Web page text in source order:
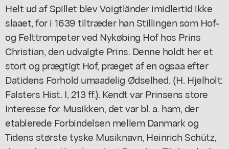
Helt ud af Spillet blev Voigtländer imidlertid ikke
slaaet, for i 1639 tiltræder han Stillingen som Hof-
og Felttrompeter ved Nykøbing Hof hos Prins
Christian, den udvalgte Prins. Denne holdt her et
stort og prægtigt Hof, præget af en ogsaa efter
Datidens Forhold umaadelig Ødselhed. (H. Hjelholt:
Falsters Hist. I, 213 ff.). Kendt var Prinsens store
Interesse for Musikken, det var bl. a. ham, der
etablerede Forbindelsen mellem Danmark og
Tidens største tyske Musiknavn, Heinrich Schütz,